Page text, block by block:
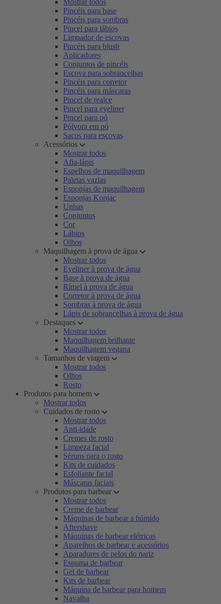
Mostrar todos
Pincéis para base
Pincéis para sombras
Pincel para lábios
Limpador de escovas
Pincéis para blush
Aplicadores
Conjuntos de pincéis
Escova para sobrancelhas
Pincéis para corretor
Pincéis para máscaras
Pincel de realce
Pincel para eyeliner
Pincel para pó
Pólvora em pó
Sacos para escovas
Acessórios
Mostrar todos
Afia-lápis
Espelhos de maquilhagem
Paletas vazias
Esponjas de maquilhagem
Esponjas Konjac
Unhas
Conjuntos
Cor
Lábios
Olhos
Maquilhagem à prova de água
Mostrar todos
Eyeliner à prova de água
Base à prova de água
Rímel à prova de água
Corretor à prova de água
Sombras à prova de água
Lápis de sobrancelhas à prova de água
Destaques
Mostrar todos
Maquilhagem brilhante
Maquilhagem vegana
Tamanhos de viagem
Mostrar todos
Olhos
Rosto
Produtos para homem
Mostrar todos
Cuidados de rosto
Mostrar todos
Anti-idade
Cremes de rosto
Limpeza facial
Séruns para o rosto
Kits de cuidados
Esfoliante facial
Máscaras faciais
Produtos para barbear
Mostrar todos
Creme de barbear
Máquinas de barbear a húmido
Aftershave
Máquinas de barbear elétricas
Aparelhos de barbear e acessórios
Aparadores de pelos do nariz
Espuma de barbear
Gel de barbear
Kits de barbear
Máquina de barbear para homem
Navalha